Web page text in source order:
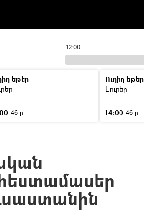
12:00
եթեր
46 ր
Ուղիղ եթեր
Լուրեր
14:00 46 ր